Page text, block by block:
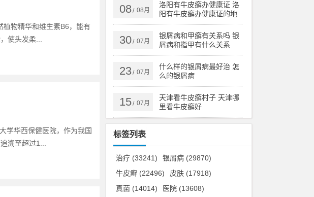
物精华和维生素B6，能有
使头发柔...
学华西保健医院，作为我国
溯至超过1...
08/ 08月
洛阳有牛皮癣办健康证 洛
阳有牛皮癣办健康证的地
方吗
30/ 07月
银屑病和甲癣有关系吗 银
屑病和指甲有什么关系
23/ 07月
什么样的银屑病最好治 怎
么的银屑病
15/ 07月
天津看牛皮癣村子 天津哪
里看牛皮癣好
标签列表
治疗 (33241) 银屑病 (29870)
牛皮癣 (22496) 皮肤 (17918)
真菌 (14014) 医院 (13608)